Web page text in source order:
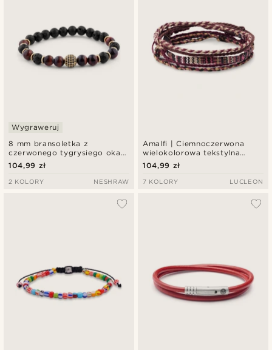
8 mm bransoletka z
czerwonego tygrysiego oka i
skały lawowej
Wygraweruj
104,99 zł
2 KOLORY NESHRAW
Amalfi | Ciemnoczerwona
wielokolorowa tekstylna
bransoletka surferska
104,99 zł
7 KOLORY LUCLEON